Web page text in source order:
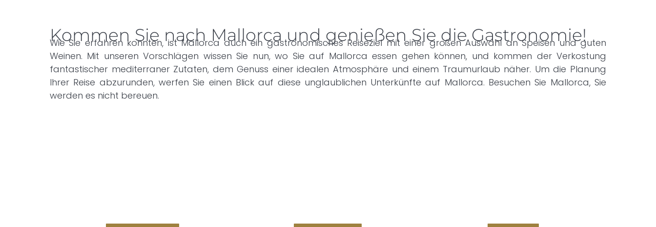
Kommen Sie nach Mallorca und genießen Sie die Gastronomie!
Wie Sie erfahren konnten, ist Mallorca auch ein gastronomisches Reiseziel mit einer großen Auswahl an Speisen und guten
Weinen. Mit unseren Vorschlägen wissen Sie nun, wo Sie auf Mallorca essen gehen können, und kommen der Verkostung
fantastischer mediterraner Zutaten, dem Genuss einer idealen Atmosphäre und einem Traumurlaub näher. Um die Planung
Ihrer Reise abzurunden, werfen Sie einen Blick auf diese unglaublichen Unterkünfte auf Mallorca. Besuchen Sie Mallorca, Sie
werden es nicht bereuen.